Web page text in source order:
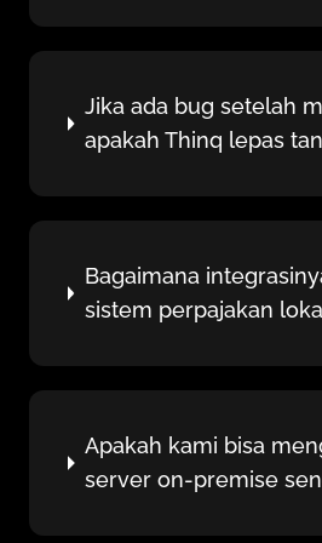
Jika ada bug setelah
apakah Thinq lepas
Bagaimana
sistem perpajakan
Apakah kami bisa
server on-premise